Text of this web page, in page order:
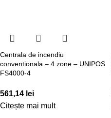
Centrala de incendiu
conventionala – 4 zone – UNIPOS
FS4000-4
561,14 lei
Citește mai mult